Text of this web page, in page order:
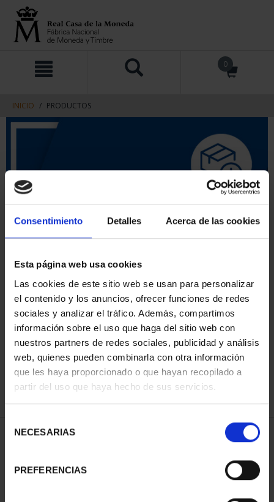
Consentimiento Detalles Acerca de las cookies
Esta página web usa cookies
Las cookies de este sitio web se usan para personalizar
el contenido y los anuncios, ofrecer funciones de redes
sociales y analizar el tráfico. Además, compartimos
información sobre el uso que haga del sitio web con
nuestros partners de redes sociales, publicidad y análisis
web, quienes pueden combinarla con otra información
que les haya proporcionado o que hayan recopilado a
partir del uso que haya hecho de sus servicios.
NECESARIAS
PREFERENCIAS
contenido
navegacin
0
INICIO PRODUCTOS
ORDENAR POR:
REFINAR
1 Productos encontrados